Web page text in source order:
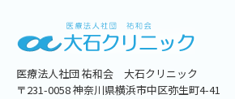
医療法人社団 祐和会 大石クリニック
〒231-0058 神奈川県横浜市中区弥生町4-41